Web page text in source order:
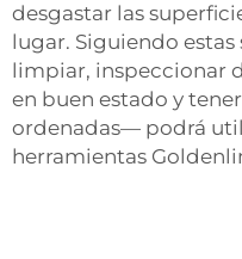
desgastar las
lugar. Siguiendo
limpiar, inspeccionar
en buen estado y
ordenadas— podrá
herramientas